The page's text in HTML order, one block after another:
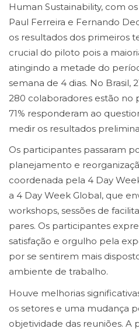
Human Sustainability, com
Paul Ferreira e Fernando
os resultados dos primeiros
crucial do piloto pois a
atingindo a metade do
semana de 4 dias. No Brasil,
280 colaboradores estão no
71% responderam ao
medir os resultados
Os participantes passaram
planejamento e
coordenada pela 4 Day
a 4 Day Week Global, que
workshops, sessões de
pares. Os participantes
satisfação e orgulho pela
por se sentirem mais
ambiente de trabalho.
Houve melhorias
os setores e uma mudança
objetividade das reuniões. A